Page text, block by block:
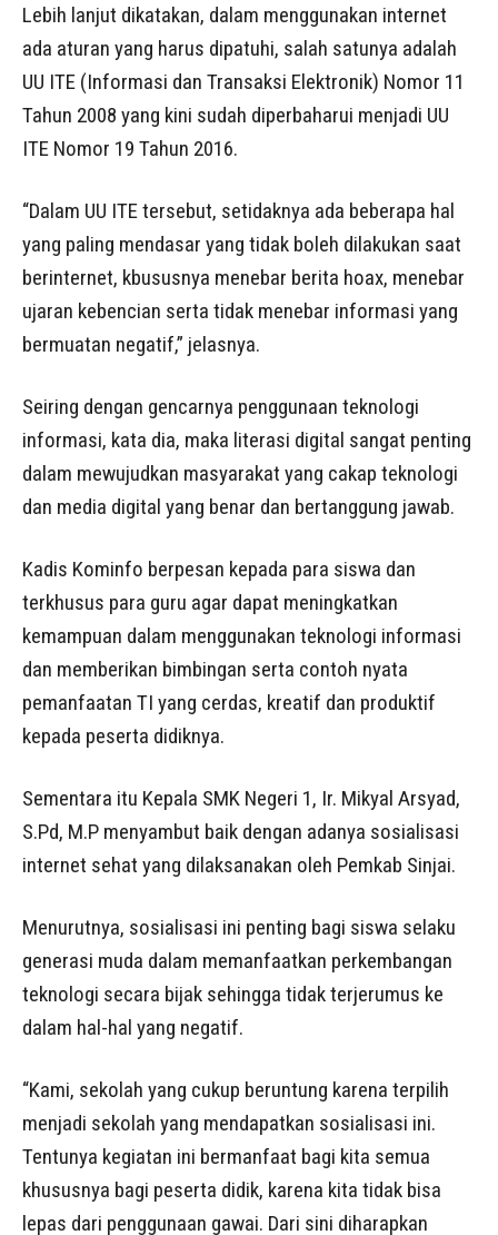
Lebih lanjut dikatakan, dalam menggunakan internet
ada aturan yang harus dipatuhi, salah satunya adalah
UU ITE (Informasi dan Transaksi Elektronik) Nomor 11
Tahun 2008 yang kini sudah diperbaharui menjadi UU
ITE Nomor 19 Tahun 2016.
“Dalam UU ITE tersebut, setidaknya ada beberapa hal
yang paling mendasar yang tidak boleh dilakukan saat
berinternet, kbususnya menebar berita hoax, menebar
ujaran kebencian serta tidak menebar informasi yang
bermuatan negatif,” jelasnya.
Seiring dengan gencarnya penggunaan teknologi
informasi, kata dia, maka literasi digital sangat penting
dalam mewujudkan masyarakat yang cakap teknologi
dan media digital yang benar dan bertanggung jawab.
Kadis Kominfo berpesan kepada para siswa dan
terkhusus para guru agar dapat meningkatkan
kemampuan dalam menggunakan teknologi informasi
dan memberikan bimbingan serta contoh nyata
pemanfaatan TI yang cerdas, kreatif dan produktif
kepada peserta didiknya.
Sementara itu Kepala SMK Negeri 1, Ir. Mikyal Arsyad,
S.Pd, M.P menyambut baik dengan adanya sosialisasi
internet sehat yang dilaksanakan oleh Pemkab Sinjai.
Menurutnya, sosialisasi ini penting bagi siswa selaku
generasi muda dalam memanfaatkan perkembangan
teknologi secara bijak sehingga tidak terjerumus ke
dalam hal-hal yang negatif.
“Kami, sekolah yang cukup beruntung karena terpilih
menjadi sekolah yang mendapatkan sosialisasi ini.
Tentunya kegiatan ini bermanfaat bagi kita semua
khususnya bagi peserta didik, karena kita tidak bisa
lepas dari penggunaan gawai. Dari sini diharapkan